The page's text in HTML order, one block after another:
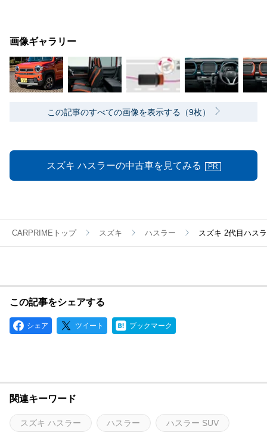
画像ギャラリー
この記事のすべての画像を表示する（9枚）
スズキ ハスラーの中古車を見てみる PR
CARPRIMEトップ スズキ ハスラー スズキ 2代目ハス
この記事をシェアする
シェア ツイート ブックマーク
関連キーワード
スズキ ハスラー ハスラー ハスラー SUV